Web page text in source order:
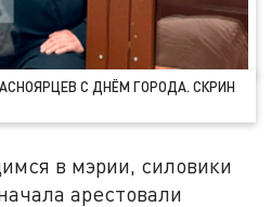
С ДНЁМ ГОРОДА. СКРИН
в мэрии, силовики
арестовали